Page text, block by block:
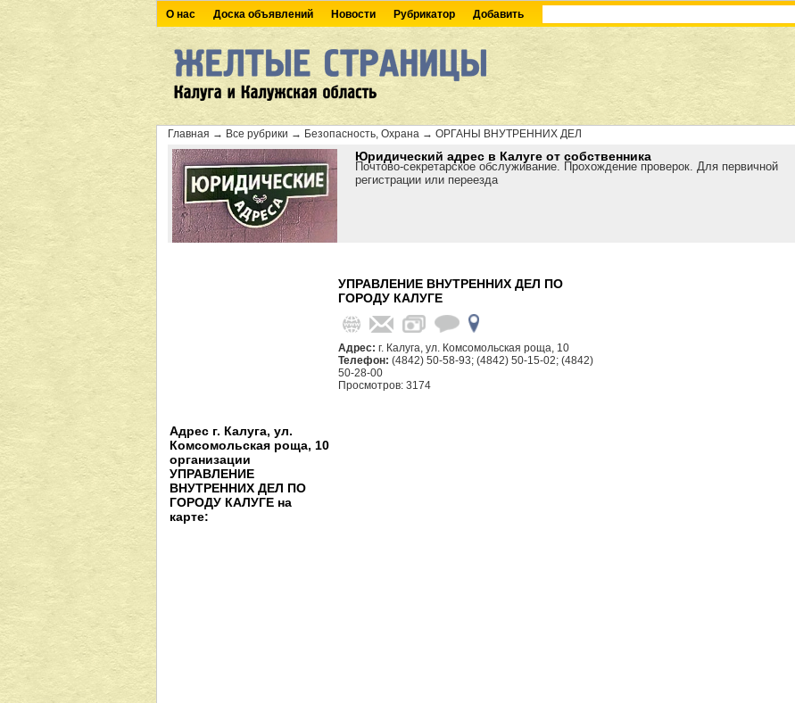
О нас Доска объявлений Новости Рубрикатор Добавить
Главная → Все рубрики → Безопасность, Охрана → ОРГАНЫ ВНУТРЕННИХ ДЕЛ
Юридический адрес в Калуге от собственника
Почтово-секретарское обслуживание. Прохождение проверок. Для первичной
регистрации или переезда
УПРАВЛЕНИЕ ВНУТРЕННИХ ДЕЛ ПО
ГОРОДУ КАЛУГЕ
Адрес: г. Калуга, ул. Комсомольская роща, 10
Телефон: (4842) 50-58-93; (4842) 50-15-02; (4842)
50-28-00
Просмотров: 3174
Адрес г. Калуга, ул.
Комсомольская роща, 10
организации
УПРАВЛЕНИЕ
ВНУТРЕННИХ ДЕЛ ПО
ГОРОДУ КАЛУГЕ на
карте: